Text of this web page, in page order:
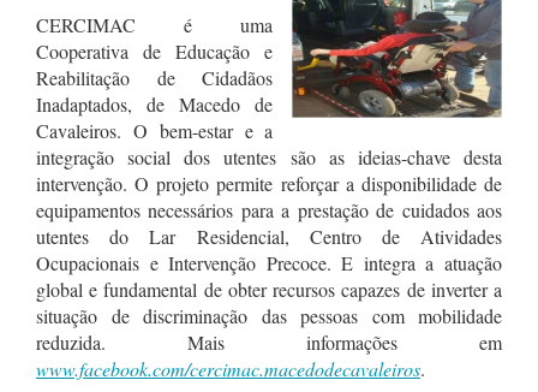
CERCIMAC é uma
Cooperativa de Educação e
Reabilitação de Cidadãos
Inadaptados, de Macedo de
Cavaleiros. O bem-estar e a
integração social dos utentes são as ideias-chave desta
intervenção. O projeto permite reforçar a disponibilidade de
equipamentos necessários para a prestação de cuidados aos
utentes do Lar Residencial, Centro de Atividades
Ocupacionais e Intervenção Precoce. E integra a atuação
global e fundamental de obter recursos capazes de inverter a
situação de discriminação das pessoas com mobilidade
reduzida. Mais informações em
www.facebook.com/cercimac.macedodecavaleiros.